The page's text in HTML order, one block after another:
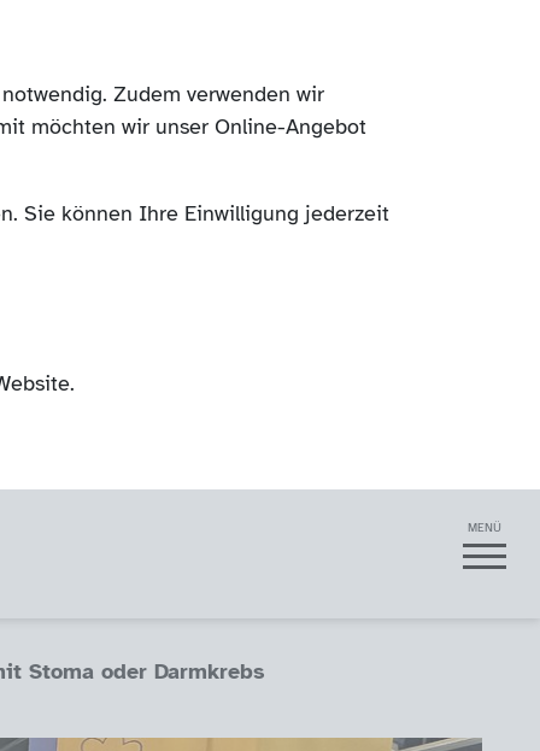
Zudem verwenden wir
möchten wir unser Online-Angebot
Sie können Ihre Einwilligung jederzeit
MENÜ
Stoma oder Darmkrebs